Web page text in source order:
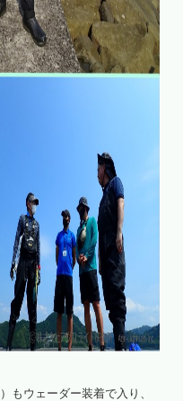
もウェーダー装着で入り、